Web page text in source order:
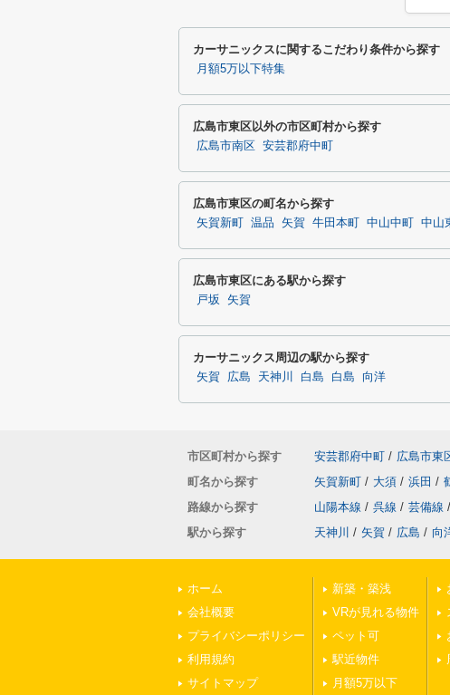
カーサニックスに関するこだわり条件から探す
月額5万以下特集
広島市東区以外の市区町村から探す
広島市南区 安芸郡府中町
広島市東区の町名から探す
矢賀新町 温品 矢賀 牛田本町 中山中町 中山
広島市東区にある駅から探す
戸坂 矢賀
カーサニックス周辺の駅から探す
矢賀 広島 天神川 白島 白島 向洋
市区町村から探す 安芸郡府中町 / 広島市東
町名から探す
矢賀新町 / 大須 / 浜田 /
路線から探す
山陽本線 / 呉線 / 芸備線 /
駅から探す
天神川 / 矢賀 / 広島 / 向
ホーム
会社概要
プライバシーポリシー
利用規約
サイトマップ
新築・築浅
VRが見れる物件
ペット可
駅近物件
月額5万以下